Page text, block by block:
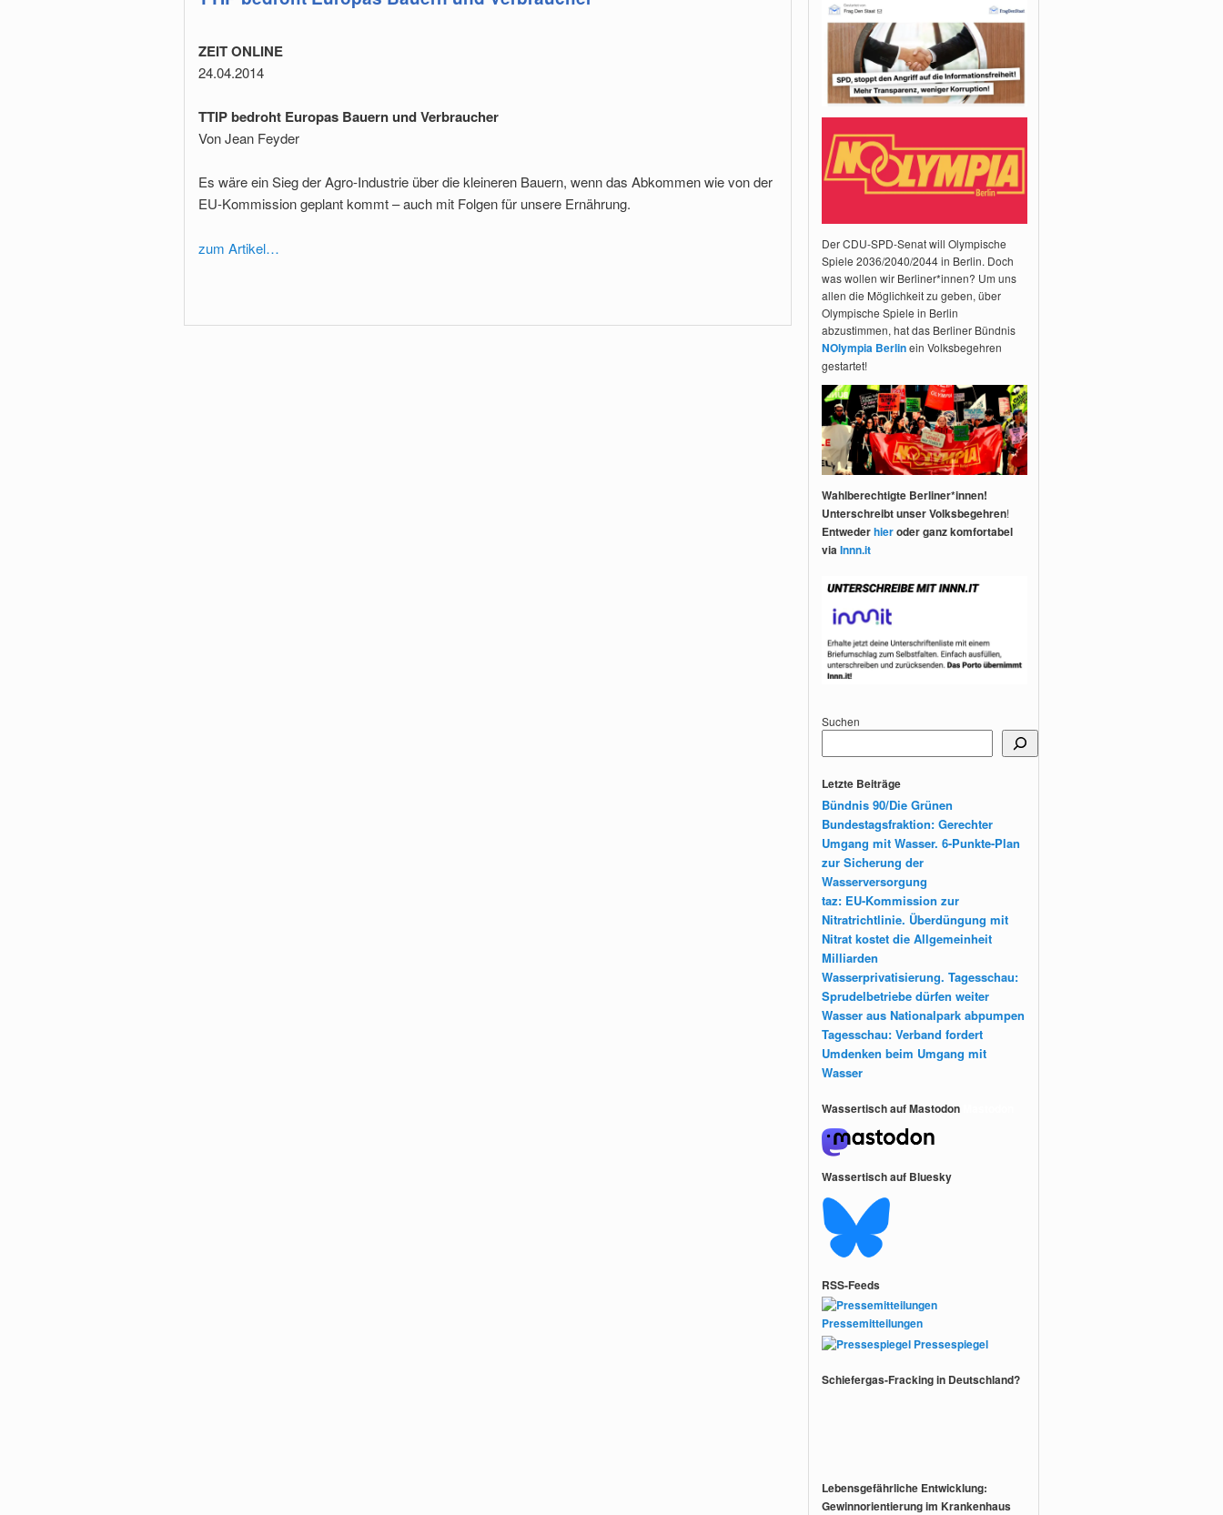
ZEIT ONLINE
24.04.2014
TTIP bedroht Europas Bauern und Verbraucher
Von Jean Feyder
Es wäre ein Sieg der Agro-Industrie über die kleineren Bauern, wenn das Abkommen wie von der
EU-Kommission geplant kommt – auch mit Folgen für unsere Ernährung.
zum Artikel…
Der CDU-SPD-Senat will Olympische
Spiele 2036/2040/2044 in Berlin. Doch
was wollen wir Berliner*innen? Um uns
allen die Möglichkeit zu geben, über
Olympische Spiele in Berlin
abzustimmen, hat das Berliner Bündnis
NOlympia Berlinein Volksbegehren
gestartet!
Wahlberechtigte Berliner*innen!
Unterschreibt unser Volksbegehren!
Entwederhieroder ganz komfortabel
viaInnn.it
Suchen
Letzte Beiträge
Bündnis 90/Die Grünen
Bundestagsfraktion: Gerechter
Umgang mit Wasser. 6-Punkte-Plan
zur Sicherung der
Wasserversorgung
taz: EU-Kommission zur
Nitratrichtlinie. Überdüngung mit
Nitrat kostet die Allgemeinheit
Milliarden
Wasserprivatisierung. Tagesschau:
Sprudelbetriebe dürfen weiter
Wasser aus Nationalpark abpumpen
Tagesschau: Verband fordert
Umdenken beim Umgang mit
Wasser
Wassertisch auf Mastodon
Wassertisch auf Bluesky
RSS-Feeds
Pressemitteilungen
Pressespiegel
Schiefergas-Fracking in Deutschland?
Lebensgefährliche Entwicklung:
Gewinnorientierung im Krankenhaus